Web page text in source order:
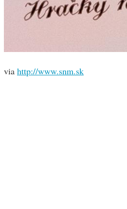
via http://www.snm.sk